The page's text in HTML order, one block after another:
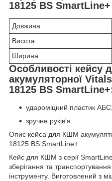
18125 BS SmartLine+
Довжина
Висота
Ширина
Особливості кейсу
акумуляторної
18125 BS
удароміцний пластик АБС;
зручне руків'я.
Опис кейса для КШМ
18125 BS SmartLine+:
Кейс для КШМ з серії
зберігання та
інструменту. Виготовлений з